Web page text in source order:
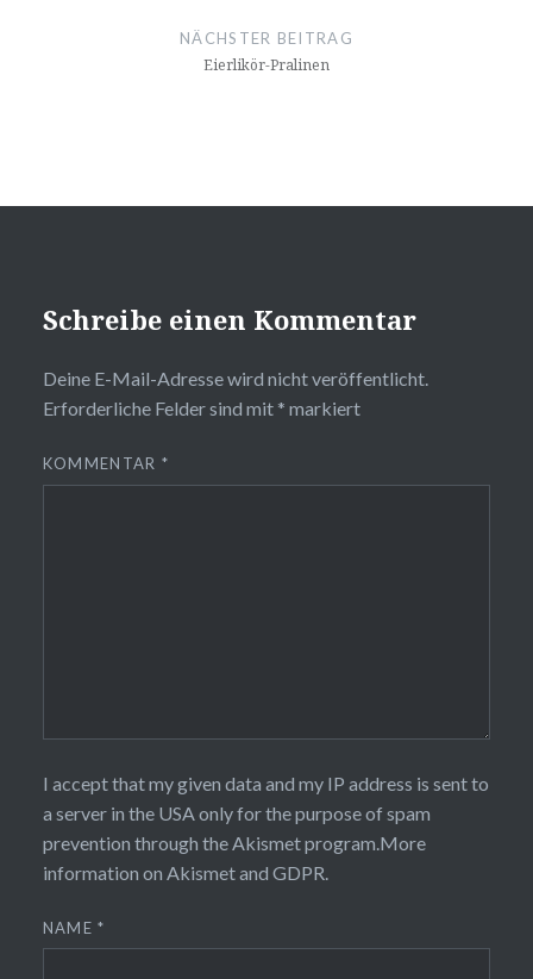
NÄCHSTER BEITRAG
Eierlikör-Pralinen
Schreibe einen Kommentar
Deine E-Mail-Adresse wird nicht veröffentlicht.
Erforderliche Felder sind mit * markiert
KOMMENTAR *
I accept that my given data and my IP address is sent to
a server in the USA only for the purpose of spam
prevention through the Akismetprogram. More
information on Akismet and GDPR
NAME*